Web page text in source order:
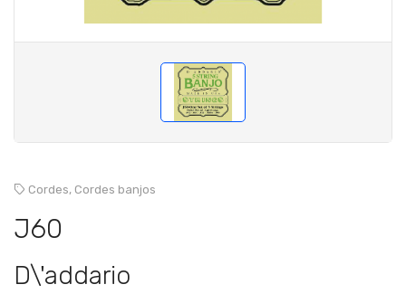
Cordes, Cordes banjos
J60
D\'addario